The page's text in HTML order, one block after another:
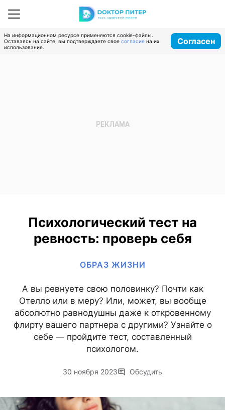
На информационном ресурсе применяются cookie-файлы.
Оставаясь на сайте, вы подтверждаете свое согласие на их
использование.
Согласен
Психологический тест на
ревность: проверь себя
ОБРАЗ ЖИЗНИ
А вы ревнуете свою половинку? Почти как
Отелло или в меру? Или, может, вы вообще
абсолютно равнодушны даже к откровенному
флирту вашего партнера с другими? Узнайте о
себе — пройдите тест, составленный
психологом.
30 ноября 2023 Обсудить